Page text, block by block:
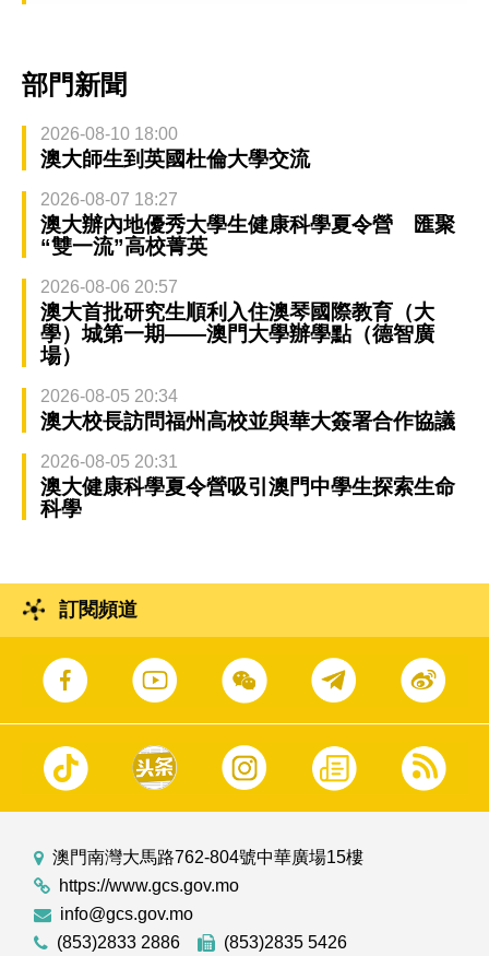
部門新聞
2026-08-10 18:00
澳大師生到英國杜倫大學交流
2026-08-07 18:27
澳大辦內地優秀大學生健康科學夏令營 匯聚
“雙一流”高校菁英
2026-08-06 20:57
澳大首批研究生順利入住澳琴國際教育（大
學）城第一期——澳門大學辦學點（德智廣
場）
2026-08-05 20:34
澳大校長訪問福州高校並與華大簽署合作協議
2026-08-05 20:31
澳大健康科學夏令營吸引澳門中學生探索生命
科學
訂閱頻道
澳門南灣大馬路762-804號中華廣場15樓
https://www.gcs.gov.mo
info@gcs.gov.mo
(853)2833 2886
(853)2835 5426